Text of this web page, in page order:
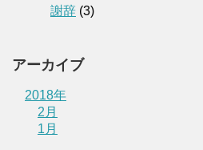
謝辞 (3)
アーカイブ
2018年
2月
1月